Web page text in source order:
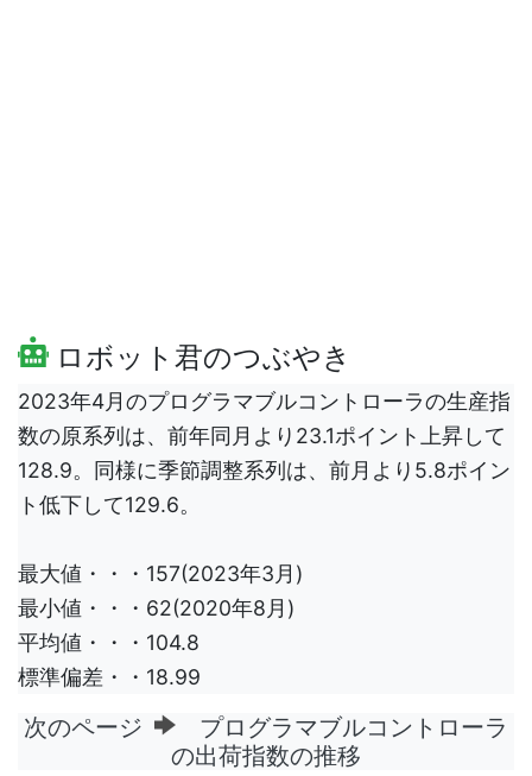
ロボット君のつぶやき
2023年4月のプログラマブルコントローラの生産指
数の原系列は、前年同月より23.1ポイント上昇して
128.9。同様に季節調整系列は、前月より5.8ポイン
ト低下して129.6。
最大値・・・157(2023年3月)
最小値・・・62(2020年8月)
平均値・・・104.8
標準偏差・・18.99
次のページ
プログラマブルコントローラ
の出荷指数の推移